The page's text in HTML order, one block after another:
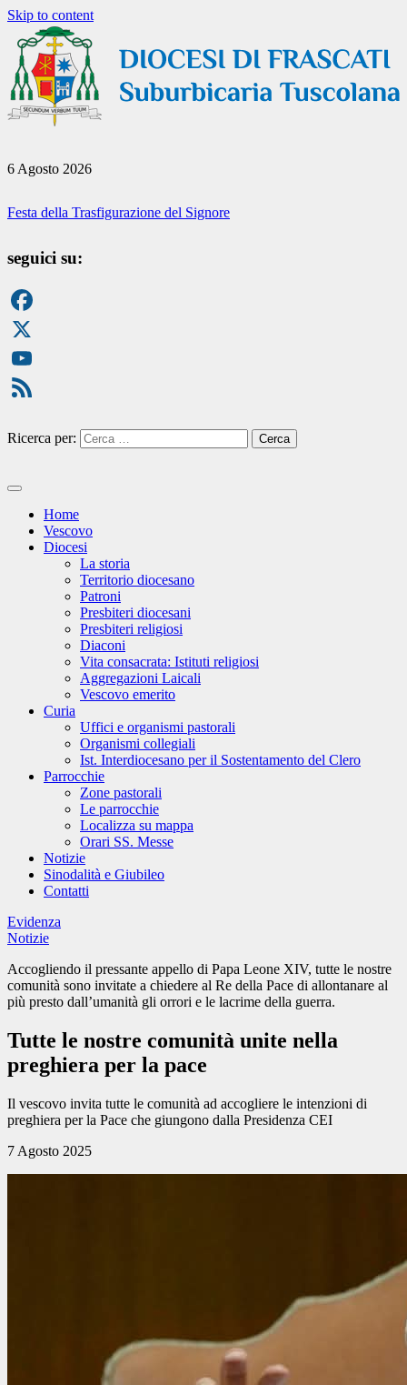
Skip to content
6 Agosto 2026
Festa della Trasfigurazione del Signore
seguici su:
Facebook
X
YouTube
Ricerca per:
Home
Vescovo
Diocesi
La storia
Territorio diocesano
Patroni
Presbiteri diocesani
Presbiteri religiosi
Diaconi
Vita consacrata: Istituti religiosi
Aggregazioni Laicali
Vescovo emerito
Curia
Uffici e organismi pastorali
Organismi collegiali
Ist. Interdiocesano per il Sostentamento del Clero
Parrocchie
Zone pastorali
Le parrocchie
Localizza su mappa
Orari SS. Messe
Notizie
Sinodalità e Giubileo
Contatti
Evidenza
Notizie
Accogliendo il pressante appello di Papa Leone XIV, tutte le nostre
comunità sono invitate a chiedere al Re della Pace di allontanare al
più presto dall’umanità gli orrori e le lacrime della guerra.
Tutte le nostre comunità unite nella
preghiera per la pace
Il vescovo invita tutte le comunità ad accogliere le intenzioni di
preghiera per la Pace che giungono dalla Presidenza CEI
7 Agosto 2025